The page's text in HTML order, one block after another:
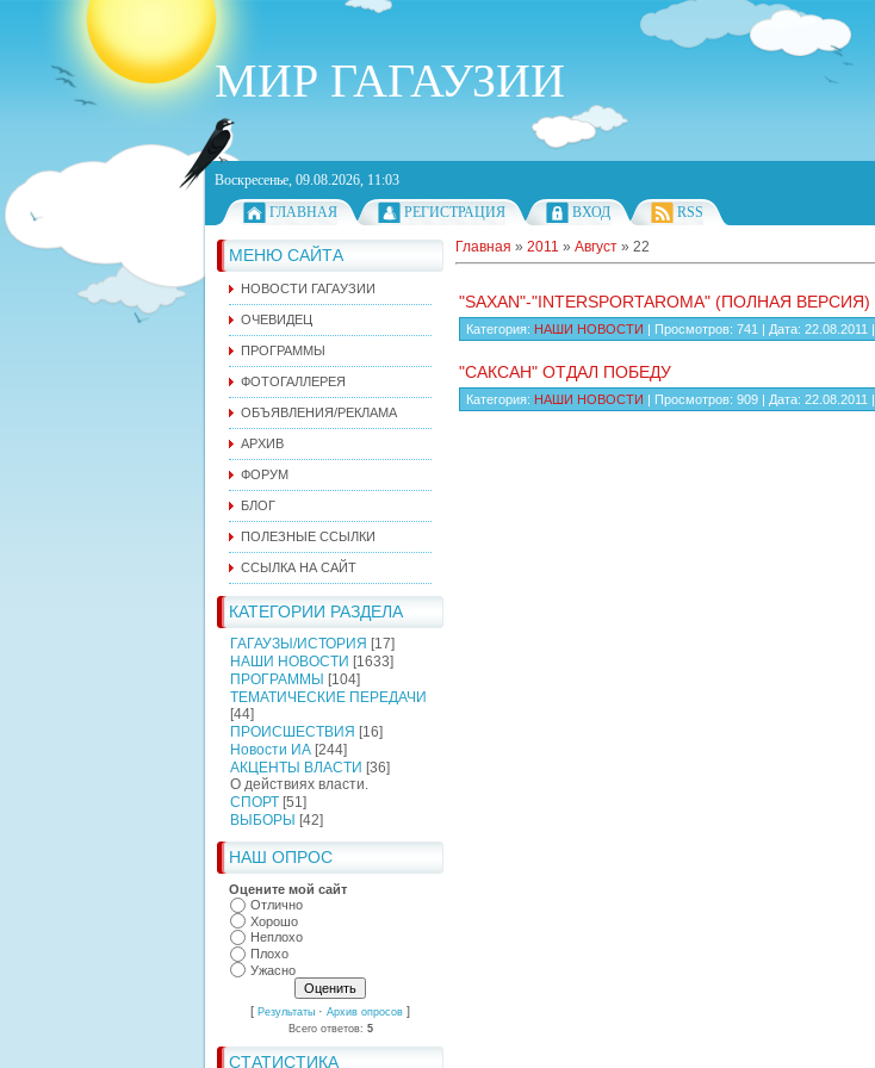
МИР ГАГАУЗИИ
Воскресенье, 09.08.2026, 11:03
ГЛАВНАЯ
РЕГИСТРАЦИЯ ВХОД RSS
МЕНЮ САЙТА
НОВОСТИ ГАГАУЗИИ
ОЧЕВИДЕЦ
ПРОГРАММЫ
ФОТОГАЛЛЕРЕЯ
ОБЪЯВЛЕНИЯ/РЕКЛАМА
АРХИВ
ФОРУМ
БЛОГ
ПОЛЕЗНЫЕ ССЫЛКИ
ССЫЛКА НА САЙТ
КАТЕГОРИИ РАЗДЕЛА
ГАГАУЗЫ/ИСТОРИЯ [17]
НАШИ НОВОСТИ [1633]
ПРОГРАММЫ [104]
ТЕМАТИЧЕСКИЕ ПЕРЕДАЧИ
[44]
ПРОИСШЕСТВИЯ [16]
Новости ИА [244]
АКЦЕНТЫ ВЛАСТИ [36]
О действиях власти.
СПОРТ [51]
ВЫБОРЫ [42]
НАШ ОПРОС
Оцените мой сайт
Отлично
Хорошо
Неплохо
Плохо
Ужасно
[ Результаты · Архив опросов ]
Всего ответов: 5
СТАТИСТИКА
Главная » 2011 » Август » 22
"SAXAN"-"INTERSPORTAROMA" (ПОЛНАЯ ВЕРСИЯ)
Категория: НАШИ НОВОСТИ | Просмотров: 741 | Дата: 22.08.2011 |
"САКСАН" ОТДАЛ ПОБЕДУ
Категория: НАШИ НОВОСТИ | Просмотров: 909 | Дата: 22.08.2011 |